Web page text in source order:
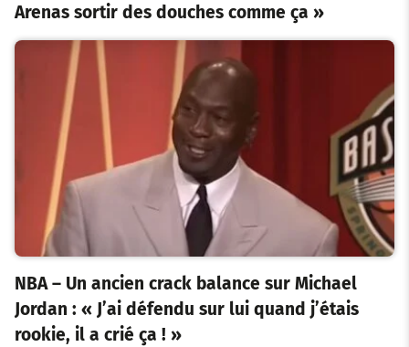
Arenas sortir des douches comme ça »
NBA – Un ancien crack balance sur Michael
Jordan : « J’ai défendu sur lui quand j’étais
rookie, il a crié ça ! »